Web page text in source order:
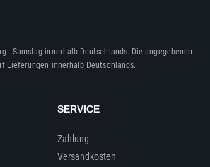
- Samstag innerhalb Deutschlands. Die angegebenen
Lieferungen innerhalb Deutschlands.
SERVICE
Zahlung
Versandkosten